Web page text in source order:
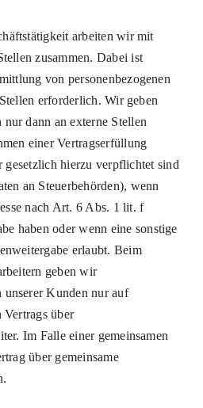
arbeiten wir mit
zusammen. Dabei ist
von personenbezogenen
erforderlich. Wir geben
nur dann an externe Stellen
einer Vertragserfüllung
hierzu verpflichtet sind
an Steuerbehörden), wenn
nach Art. 6 Abs. 1 lit. f
haben oder wenn eine sonstige
erlaubt. Beim
geben wir
unserer Kunden nur auf
über
Im Falle einer gemeinsamen
über gemeinsame